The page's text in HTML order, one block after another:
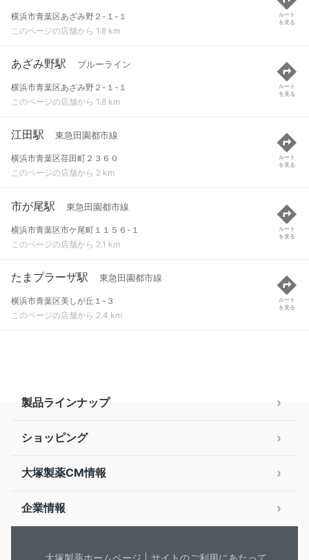
横浜市青葉区あざみ野２-１-１
このページの店舗から 1.8 km
ルート
を見る
あざみ野駅 ブルーライン
横浜市青葉区あざみ野２-１-１
このページの店舗から 1.8 km
ルート
を見る
江田駅 東急田園都市線
横浜市青葉区荏田町２３６０
このページの店舗から 2 km
ルート
を見る
市が尾駅 東急田園都市線
横浜市青葉区市ケ尾町１１５６-１
このページの店舗から 2.1 km
ルート
を見る
たまプラーザ駅 東急田園都市線
横浜市青葉区美しが丘１-３
このページの店舗から 2.4 km
ルート
を見る
製品ラインナップ
ショッピング
大塚製薬CM情報
企業情報